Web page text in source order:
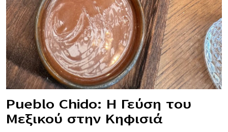
Pueblo Chido: Η Γεύση του
Μεξικού στην Κηφισιά